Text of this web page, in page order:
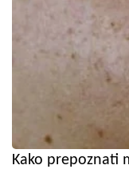
Kako prepoznati